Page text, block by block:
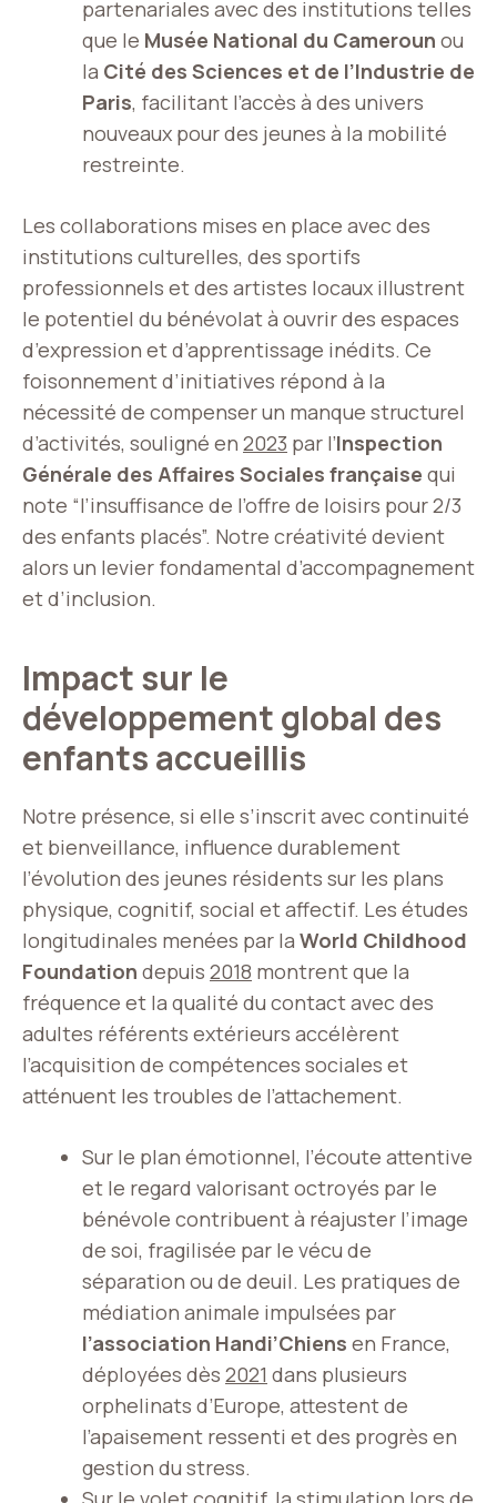
partenariales avec des institutions telles
que le Musée National du Cameroun ou
la Cité des Sciences et de l’Industrie de
Paris, facilitant l’accès à des univers
nouveaux pour des jeunes à la mobilité
restreinte.
Les collaborations mises en place avec des
institutions culturelles, des sportifs
professionnels et des artistes locaux illustrent
le potentiel du bénévolat à ouvrir des espaces
d’expression et d’apprentissage inédits. Ce
foisonnement d’initiatives répond à la
nécessité de compenser un manque structurel
d’activités, souligné en 2023 par l’Inspection
Générale des Affaires Sociales française qui
note “l’insuffisance de l’offre de loisirs pour 2/3
des enfants placés”. Notre créativité devient
alors un levier fondamental d’accompagnement
et d’inclusion.
Impact sur le
développement global des
enfants accueillis
Notre présence, si elle s’inscrit avec continuité
et bienveillance, influence durablement
l’évolution des jeunes résidents sur les plans
physique, cognitif, social et affectif. Les études
longitudinales menées par la World Childhood
Foundation depuis 2018 montrent que la
fréquence et la qualité du contact avec des
adultes référents extérieurs accélèrent
l’acquisition de compétences sociales et
atténuent les troubles de l’attachement.
Sur le plan émotionnel, l’écoute attentive
et le regard valorisant octroyés par le
bénévole contribuent à réajuster l’image
de soi, fragilisée par le vécu de
séparation ou de deuil. Les pratiques de
médiation animale impulsées par
l’association Handi’Chiens en France,
déployées dès 2021 dans plusieurs
orphelinats d’Europe, attestent de
l’apaisement ressenti et des progrès en
gestion du stress.